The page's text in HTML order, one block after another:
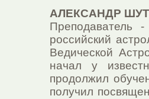
АЛЕКСАНДР
Преподаватель
российский
Ведической
начал у
продолжил
получил